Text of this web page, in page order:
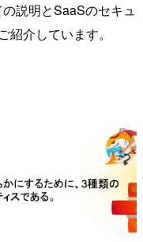
説明とSaaSのセキュ
介しています。